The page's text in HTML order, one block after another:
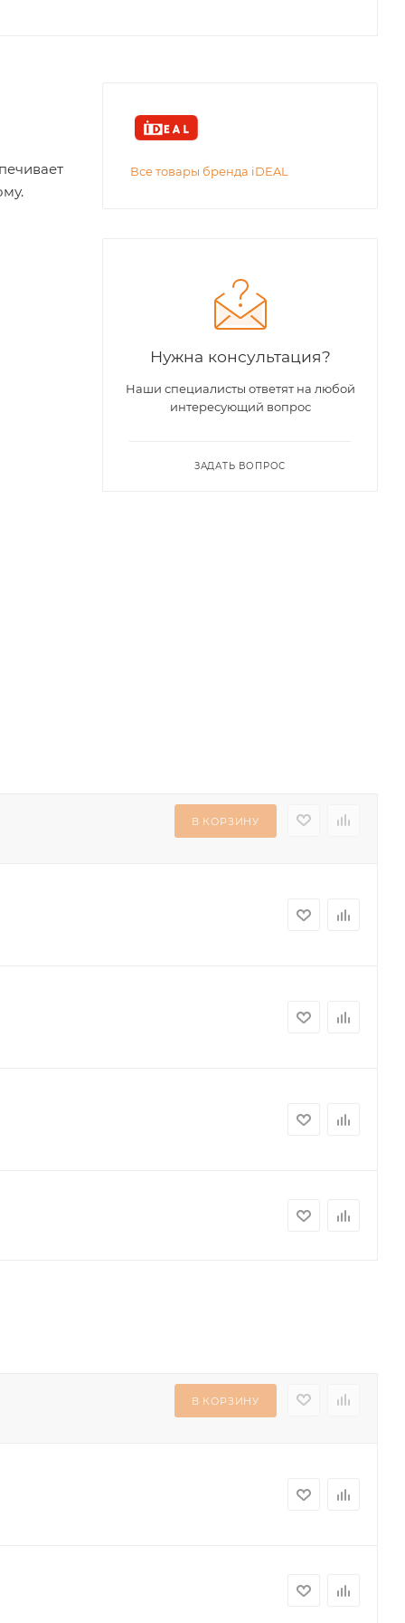
Все товары бренда iDEAL
Нужна консультация?
Наши специалисты ответят на любой
интересующий вопрос
ЗАДАТЬ ВОПРОС
В КОРЗИНУ
В КОРЗИНУ